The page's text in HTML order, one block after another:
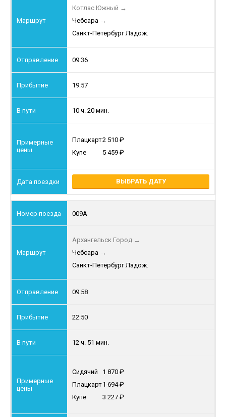
Котлас Южный →
Чебсара →
Санкт-Петербург Ладож.
09:36
19:57
10 ч. 20 мин.
Плацкарт2 510
Купе
5 459
ВЫБРАТЬ ДАТУ
009А
Архангельск Город →
Чебсара →
Санкт-Петербург Ладож.
09:58
22:50
12 ч. 51 мин.
Сидячий
1 870
Плацкарт1 694
Купе
3 227